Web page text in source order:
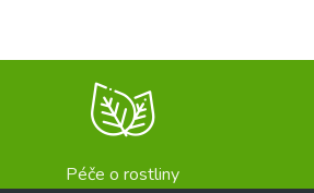
Péče o rostliny